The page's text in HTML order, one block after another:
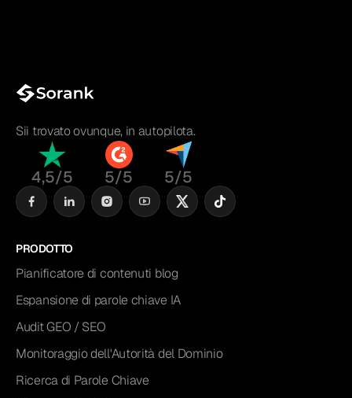
Sii trovato ovunque, in autopilota.
4,5/5 5/5 5/5
PRODOTTO
Pianificatore di contenuti blog
Espansione di parole chiave IA
Audit GEO / SEO
Monitoraggio dell'Autorità del Dominio
Ricerca di Parole Chiave